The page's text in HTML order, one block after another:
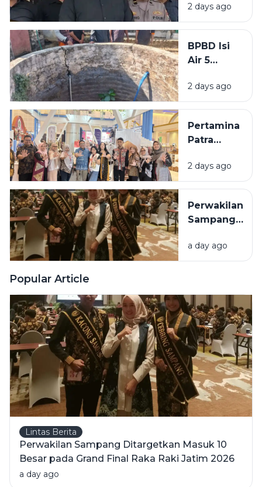
Pusat
Bangkalan
Diringkus
Beraksi di
11 TKP
2 days ago
BPBD Isi
Air 5
Warga
Sumenep
Kering
2 days ago
Pertamina
Patra
Bawa 5
UMKM
Tampil di
Surabaya
2026
2 days ago
Perwakilan
Sampang
Masuk 10
Besar pada
Jatim 2026
a day ago
Popular Article
Lintas Berita
Perwakilan Sampang Ditargetkan Masuk 10
Besar pada Grand Final Raka Raki Jatim 2026
a day ago